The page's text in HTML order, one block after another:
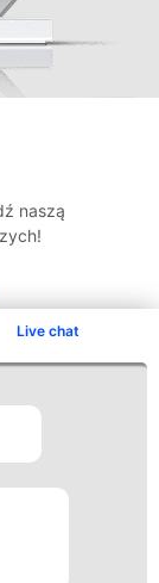
Live chat
naszą